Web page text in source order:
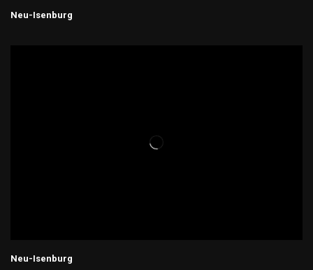
Neu-Isenburg
Neu-Isenburg